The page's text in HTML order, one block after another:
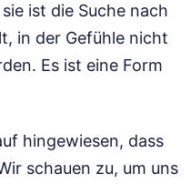
ist die Suche nach
in der Gefühle nicht
Es ist eine Form
hingewiesen, dass
schauen zu, um uns